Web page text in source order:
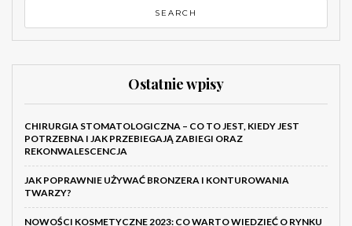
Ostatnie wpisy
CHIRURGIA STOMATOLOGICZNA – CO TO JEST, KIEDY JEST
POTRZEBNA I JAK PRZEBIEGAJĄ ZABIEGI ORAZ
REKONWALESCENCJA
JAK POPRAWNIE UŻYWAĆ BRONZERA I KONTUROWANIA
TWARZY?
NOWOŚCI KOSMETYCZNE 2023: CO WARTO WIEDZIEĆ O RYNKU